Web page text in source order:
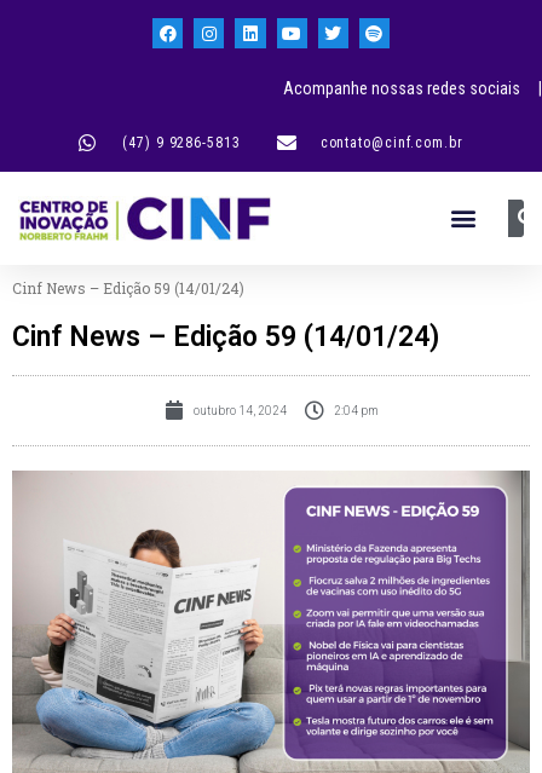
(47) 9 9286-5813 contato@cinf.com.br
Acompanhe nossas redes sociais |
Cinf News – Edição 59 (14/01/24)
Cinf News – Edição 59 (14/01/24)
outubro 14, 2024 2:04 pm